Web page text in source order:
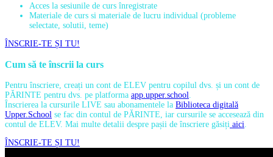
Acces la sesiunile de curs înregistrate
Materiale de curs si materiale de lucru individual (probleme
selectate, solutii, teme)
ÎNSCRIE-TE ȘI TU!
Cum să te înscrii la curs
Pentru înscriere, creați un cont de ELEV pentru copilul dvs. și un cont de
PĂRINTE pentru dvs. pe platforma app.upper.school.
Înscrierea la cursurile LIVE sau abonamentele la Biblioteca digitală
Upper.School se fac din contul de PĂRINTE, iar cursurile se accesează din
contul de ELEV. Mai multe detalii despre pașii de înscriere găsiți aici.
ÎNSCRIE-TE ȘI TU!